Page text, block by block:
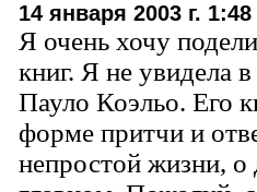
14 января 2003 г. 1:48
Я очень хочу
книг. Я не увидела
Пауло Коэльо. Его
форме притчи и
непростой жизни,